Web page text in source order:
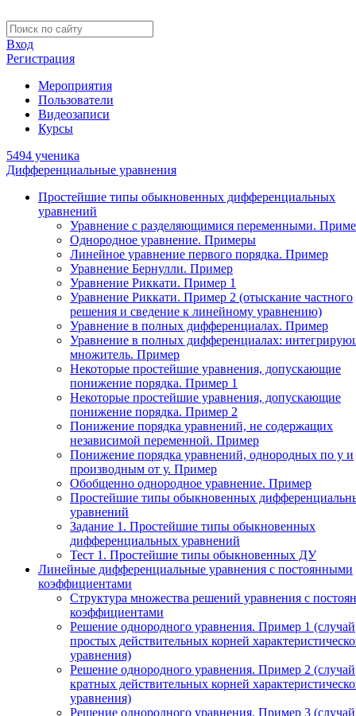
Вход
Регистрация
Мероприятия
Пользователи
Видеозаписи
Курсы
5494 ученика
Дифференциальные уравнения
Простейшие типы обыкновенных дифференциальных
уравнений
Уравнение с разделяющимися переменными.
Однородное уравнение. Примеры
Линейное уравнение первого порядка. Пример
Уравнение Бернулли. Пример
Уравнение Риккати. Пример 1
Уравнение Риккати. Пример 2 (отыскание частного
решения и сведение к линейному уравнению)
Уравнение в полных дифференциалах. Пример
Уравнение в полных дифференциалах:
множитель. Пример
Некоторые простейшие уравнения, допускающие
понижение порядка. Пример 1
Некоторые простейшие уравнения, допускающие
понижение порядка. Пример 2
Понижение порядка уравнений, не содержащих
независимой переменной. Пример
Понижение порядка уравнений, однородных по у и
производным от у. Пример
Обобщенно однородное уравнение. Пример
Простейшие типы обыкновенных
уравнений
Задание 1. Простейшие типы обыкновенных
дифференциальных уравнений
Тест 1. Простейшие типы обыкновенных ДУ
Линейные дифференциальные уравнения с постоянными
коэффициентами
Структура множества решений уравнения с
коэффициентами
Решение однородного уравнения. Пример 1 (случай
простых действительных корней
уравнения)
Решение однородного уравнения. Пример 2 (случай
кратных действительных корней
уравнения)
Решение однородного уравнения. Пример 3 (случай